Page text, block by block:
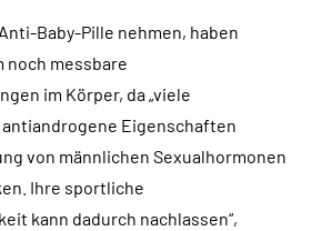
Baby-Pille nehmen, haben
noch messbare
im Körper, da „viele
Eigenschaften
von männlichen Sexualhormonen
Ihre sportliche
kann dadurch nachlassen“,